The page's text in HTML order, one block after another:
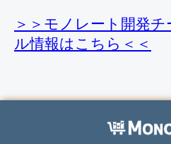
＞＞モノレート開発
ル情報はこちら＜＜